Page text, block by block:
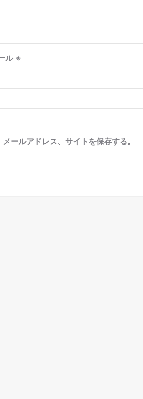
ル※
ールアドレス、サイトを保存する。